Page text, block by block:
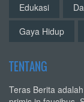
Edukasi
Gaya Hidup
TENTANG
Teras Berita